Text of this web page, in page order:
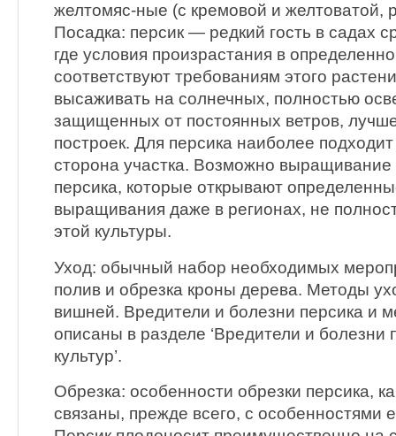
желтомяс-ные (с кремовой и желтоватой,
Посадка: персик — редкий гость в садах
где условия произрастания в
соответствуют требованиям этого
высаживать на солнечных, полностью
защищенных от постоянных ветров,
построек. Для персика наиболее
сторона участка. Возможно
персика, которые открывают
выращивания даже в регионах, не
этой культуры.
Уход: обычный набор необходимых
полив и обрезка кроны дерева. Методы
вишней. Вредители и болезни персика и
описаны в разделе ‘Вредители и болезни
культур’.
Обрезка: особенности обрезки персика,
связаны, прежде всего, с особенностями